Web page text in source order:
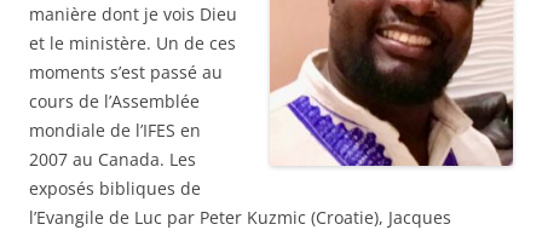
manière dont je vois Dieu
et le ministère. Un de ces
moments s’est passé au
cours de l’Assemblée
mondiale de l’IFES en
2007 au Canada. Les
exposés bibliques de
l’Evangile de Luc par Peter Kuzmic (Croatie), Jacques